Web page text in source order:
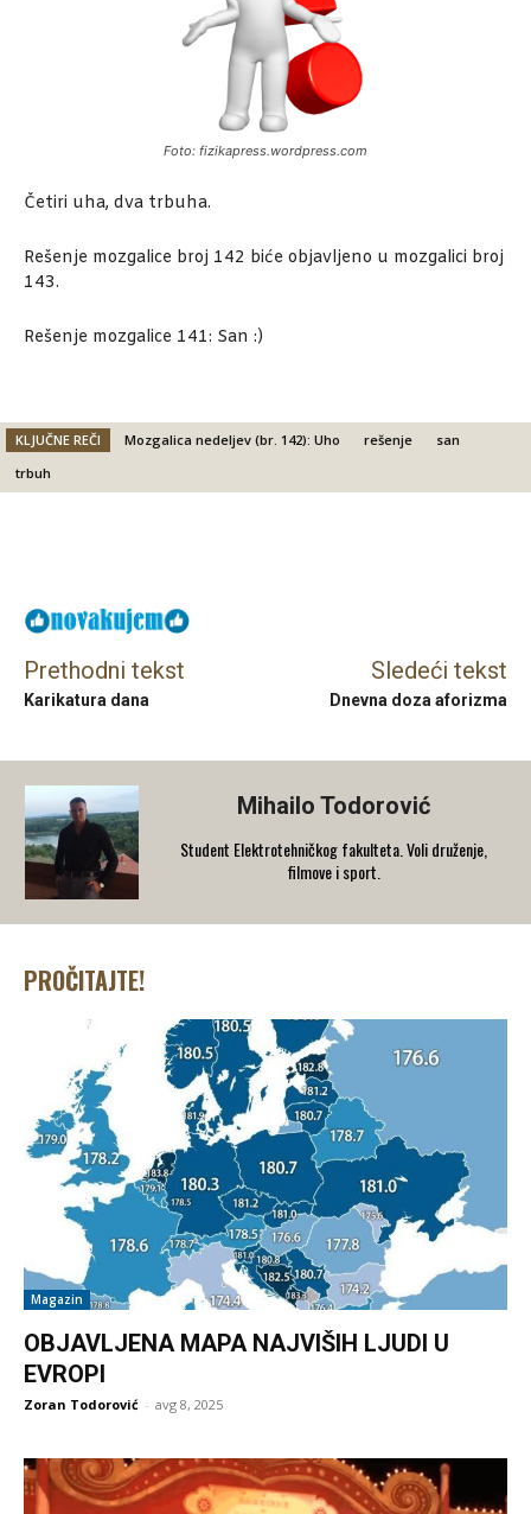
Foto: fizikapress.wordpress.com
Četiri uha, dva trbuha.
Rešenje mozgalice broj 142 biće objavljeno u mozgalici broj
143.
Rešenje mozgalice 141: San :)
KLJUČNE REČI Mozgalica nedeljev (br. 142): Uho rešenje
san
trbuh
Prethodni tekst
Karikatura dana
Sledeći tekst
Dnevna doza aforizma
Mihailo Todorović
Student Elektrotehničkog fakulteta. Voli druženje,
filmove i sport.
PROČITAJTE!
Magazin
OBJAVLJENA MAPA NAJVIŠIH LJUDI U
EVROPI
Zoran Todorović - avg 8, 2025